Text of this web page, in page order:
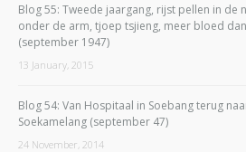
Blog 55: Tweede jaargang, rijst pellen in de
onder de arm, tjoep tsjieng, meer bloed
(september 1947)
13 January, 2015
Blog 54: Van Hospitaal in Soebang terug
Soekamelang (september 47)
24 November, 2014